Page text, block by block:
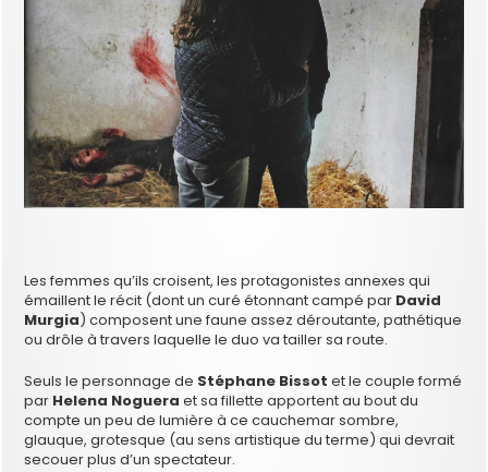
Les femmes qu’ils croisent, les protagonistes annexes qui
émaillent le récit (dont un curé étonnant campé par David
Murgia) composent une faune assez déroutante, pathétique
ou drôle à travers laquelle le duo va tailler sa route.
Seuls le personnage de Stéphane Bissot et le couple formé
par Helena Noguera et sa fillette apportent au bout du
compte un peu de lumière à ce cauchemar sombre,
glauque, grotesque (au sens artistique du terme) qui devrait
secouer plus d’un spectateur.